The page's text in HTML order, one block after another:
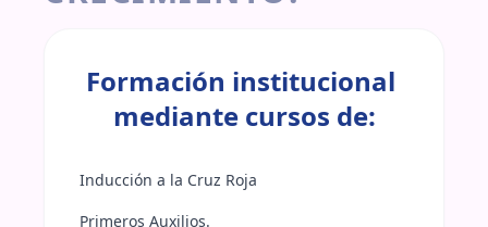
Formación institucional
mediante cursos de:
Inducción a la Cruz Roja
Primeros Auxilios.